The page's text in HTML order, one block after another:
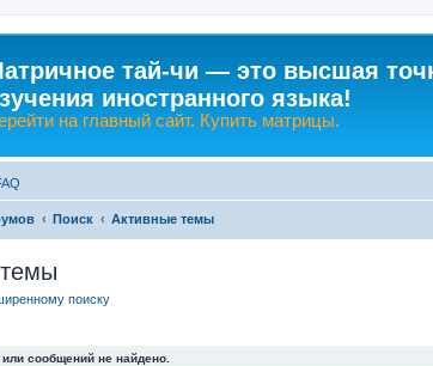
тай-чи — это высшая
иностранного языка!
на главный сайт. Купить матрицы.
Поиск Активные темы
поиску
сообщений не найдено.